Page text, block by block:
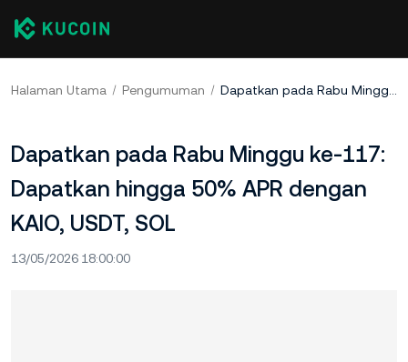
Halaman Utama Pengumuman Dapatkan pada Rabu Minggu ke-117: Dapatkan hingga 50% APR dengan KAIO, USDT, SOL
Dapatkan pada Rabu Minggu ke-117:
Dapatkan hingga 50% APR dengan
KAIO, USDT, SOL
13/05/2026 18:00:00